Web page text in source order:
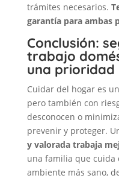
trámites necesarios.
garantía para ambas
Conclusión:
trabajo
una prioridad
Cuidar del hogar es
pero también con
desconocen o
prevenir y proteger.
y valorada trabaja
una familia que cuida
ambiente más sano,